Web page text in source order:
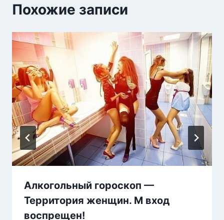
Похожие записи
Алкогольный гороскоп —
Территория женщин. М вход
воспрещен!